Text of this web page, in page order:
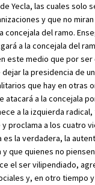
Yecla, las cuales solo
y que no
concejala del ramo.
a la concejala del
este medio que por
la presidencia de
que hay en otras
atacará a la concejala
a la izquierda
proclama a los cuatro
es la verdadera, la
que quienes no
el ser vilipendiado,
y, en otro tiempo